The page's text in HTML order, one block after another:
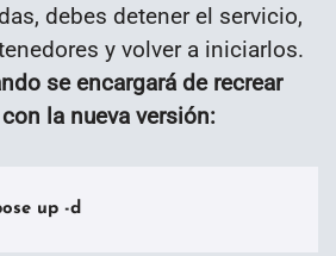
debes detener el servicio,
y volver a iniciarlos.
se encargará de recrear
la nueva versión:
up -d